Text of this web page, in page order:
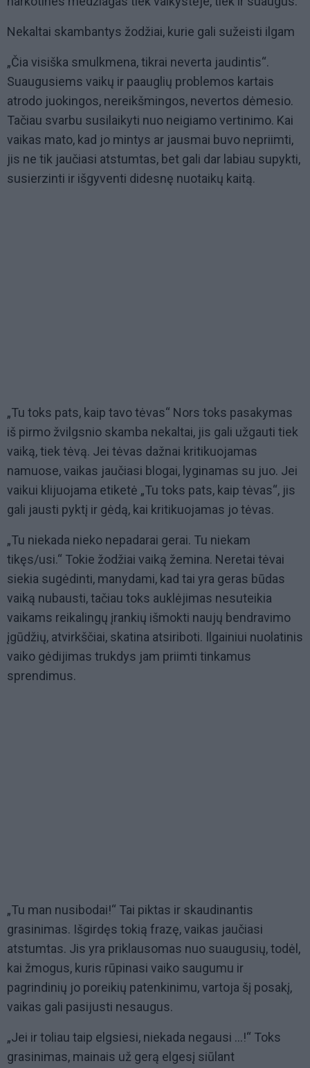
Nekaltai skambantys žodžiai, kurie gali sužeisti ilgam
„Čia visiška smulkmena, tikrai neverta jaudintis“.
Suaugusiems vaikų ir paauglių problemos kartais
atrodo juokingos, nereikšmingos, nevertos dėmesio.
Tačiau svarbu susilaikyti nuo neigiamo vertinimo. Kai
vaikas mato, kad jo mintys ar jausmai buvo nepriimti,
jis ne tik jaučiasi atstumtas, bet gali dar labiau supykti,
susierzinti ir išgyventi didesnę nuotaikų kaitą.
„Tu toks pats, kaip tavo tėvas“ Nors toks pasakymas
iš pirmo žvilgsnio skamba nekaltai, jis gali užgauti tiek
vaiką, tiek tėvą. Jei tėvas dažnai kritikuojamas
namuose, vaikas jaučiasi blogai, lyginamas su juo. Jei
vaikui klijuojama etiketė „Tu toks pats, kaip tėvas“, jis
gali jausti pyktį ir gėdą, kai kritikuojamas jo tėvas.
„Tu niekada nieko nepadarai gerai. Tu niekam
tikęs/usi.“ Tokie žodžiai vaiką žemina. Neretai tėvai
siekia sugėdinti, manydami, kad tai yra geras būdas
vaiką nubausti, tačiau toks auklėjimas nesuteikia
vaikams reikalingų įrankių išmokti naujų bendravimo
įgūdžių, atvirkščiai, skatina atsiriboti. Ilgainiui nuolatinis
vaiko gėdijimas trukdys jam priimti tinkamus
sprendimus.
„Tu man nusibodai!“ Tai piktas ir skaudinantis
grasinimas. Išgirdęs tokią frazę, vaikas jaučiasi
atstumtas. Jis yra priklausomas nuo suaugusių, todėl,
kai žmogus, kuris rūpinasi vaiko saugumu ir
pagrindinių jo poreikių patenkinimu, vartoja šį posakį,
vaikas gali pasijusti nesaugus.
„Jei ir toliau taip elgsiesi, niekada negausi …!“ Toks
grasinimas, mainais už gerą elgesį siūlant